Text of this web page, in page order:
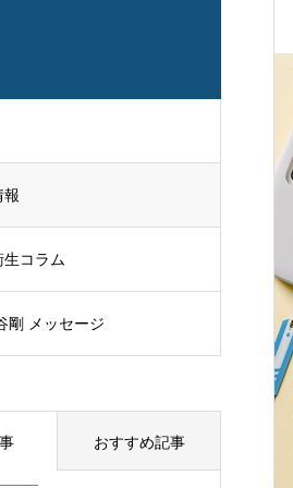
報
コラム
剛 メッセージ
おすすめ記事